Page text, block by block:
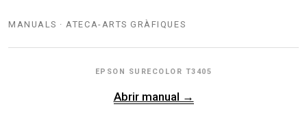
MANUALS · ATECA-ARTS GRÀFIQUES
EPSON SURECOLOR T3405
Abrir manual →